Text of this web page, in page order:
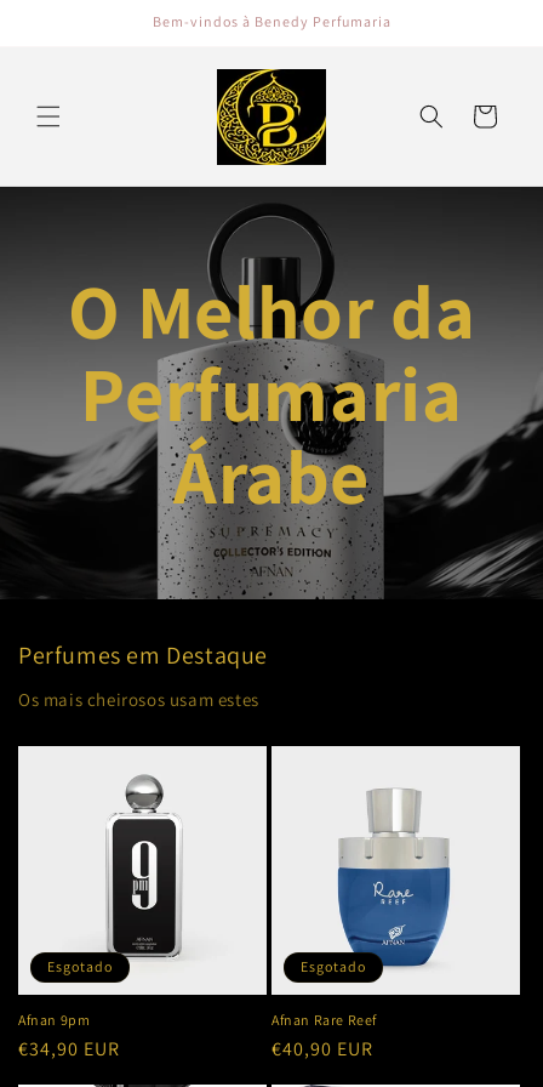
Bem-vindos à Benedy Perfumaria
Carrinho
O Melhor da
Perfumaria
Árabe
Perfumes em Destaque
Os mais cheirosos usam estes
Esgotado
Afnan 9pm
Preço
€34,90 EUR
Esgotado
Afnan Rare Reef
Preço
€40,90 EUR